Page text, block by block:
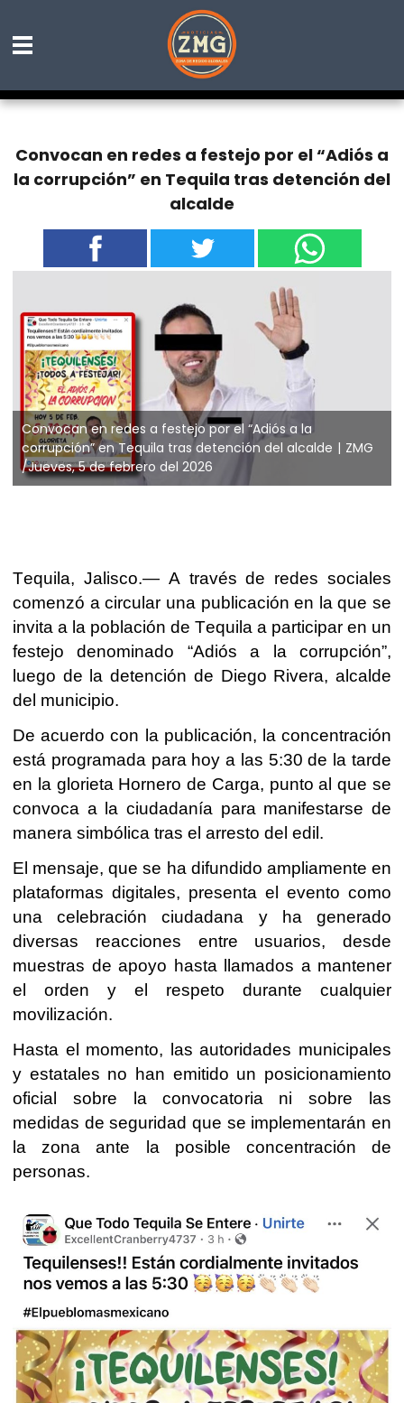
Convocan en redes a festejo por el “Adiós a
la corrupción” en Tequila tras detención del
alcalde
Convocan en redes a festejo por el “Adiós a la
corrupción” en Tequila tras detención del alcalde
ZMG
/Jueves, 5 de febrero del 2026
Tequila, Jalisco.— A través de redes sociales
comenzó a circular una publicación en la que se
invita a la población de Tequila a participar en un
festejo denominado “Adiós a la corrupción”,
luego de la detención de Diego Rivera, alcalde
del municipio.
De acuerdo con la publicación, la concentración
está programada para hoy a las 5:30 de la tarde
en la glorieta Hornero de Carga, punto al que se
convoca a la ciudadanía para manifestarse de
manera simbólica tras el arresto del edil.
El mensaje, que se ha difundido ampliamente en
plataformas digitales, presenta el evento como
una celebración ciudadana y ha generado
diversas reacciones entre usuarios, desde
muestras de apoyo hasta llamados a mantener
el orden y el respeto durante cualquier
movilización.
Hasta el momento, las autoridades municipales
y estatales no han emitido un posicionamiento
oficial sobre la convocatoria ni sobre las
medidas de seguridad que se implementarán en
la zona ante la posible concentración de
personas.